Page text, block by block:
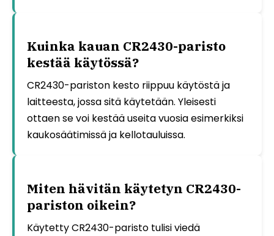
Kuinka kauan CR2430-paristo
kestää käytössä?
CR2430-pariston kesto riippuu käytöstä ja
laitteesta, jossa sitä käytetään. Yleisesti
ottaen se voi kestää useita vuosia esimerkiksi
kaukosäätimissä ja kellotauluissa.
Miten hävitän käytetyn CR2430-
pariston oikein?
Käytetty CR2430-paristo tulisi viedä